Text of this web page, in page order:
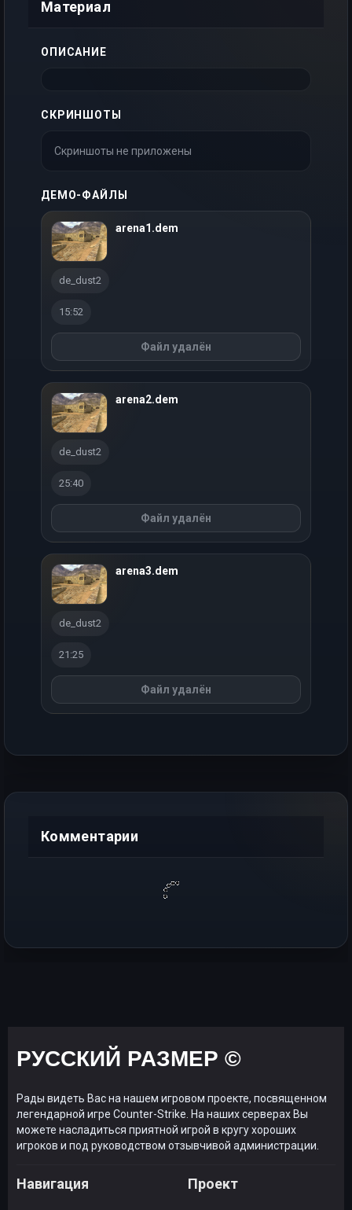
Материал
ОПИСАНИЕ
СКРИНШОТЫ
Скриншоты не приложены
ДЕМО-ФАЙЛЫ
arena1.dem
de_dust2
15:52
Файл удалён
arena2.dem
de_dust2
25:40
Файл удалён
arena3.dem
de_dust2
21:25
Файл удалён
Комментарии
РУССКИЙ РАЗМЕР ©
Рады видеть Вас на нашем игровом проекте, посвященном
легендарной игре Counter-Strike. На наших серверах Вы
можете насладиться приятной игрой в кругу хороших
игроков и под руководством отзывчивой администрации.
Навигация Проект